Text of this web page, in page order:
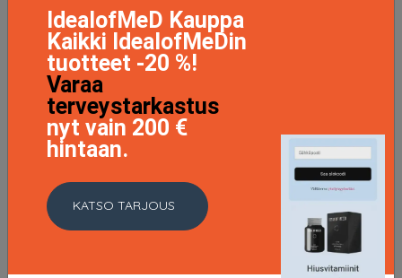
Tom Ford Black Orchid Eau de Parfum, 10 ml Tom Ford
Naisten hajuvedet
35.5 EUR
LISÄTIETOJA
IdealofMeD Kauppa
Kaikki IdealofMeDin
tuotteet -20 %!
Varaa
terveystarkastus
nyt vain 200 €
hintaan.
KATSO TARJOUS